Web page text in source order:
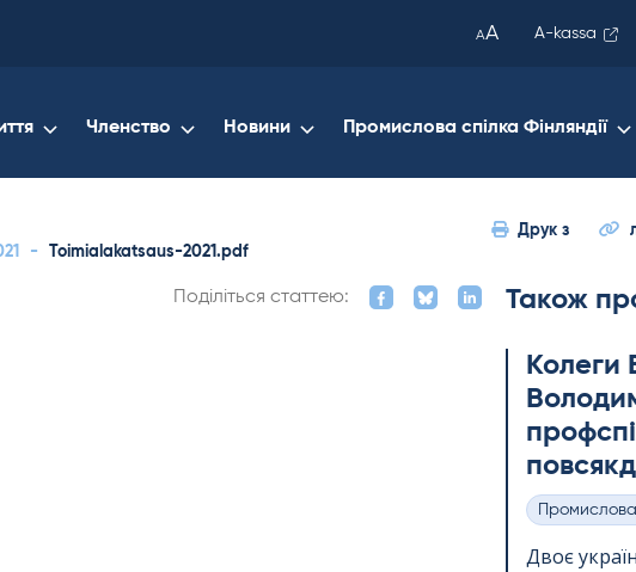
AA A-kassa
Членство Новини Промислова спілка Фінляндії
- Toimialakatsaus-2021.pdf
Друк з
Поділіться статтею: Також
Колеги
Категорії
Двоє
your
clipboard.)